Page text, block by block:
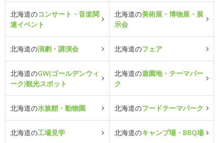
北海道のコンサート・音楽関
連イベント
北海道の美術展・博物展・展
示会
北海道の演劇・講演会 北海道のフェア
北海道のGW(ゴールデンウィ
ーク)観光スポット
北海道の遊園地・テーマパー
ク
北海道の水族館・動物園 北海道のフードテーマパーク
北海道の工場見学 北海道のキャンプ場・BBQ場